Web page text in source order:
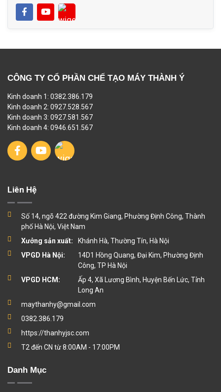
CÔNG TY CỔ PHẦN CHẾ TẠO MÁY THÀNH Ý
Kinh doanh 1: 0382.386.179
Kinh doanh 2: 0927.528.567
Kinh doanh 3: 0927.581.567
Kinh doanh 4: 0946.651.567
Liên Hệ
Số 14, ngõ 422 đường Kim Giang, Phường Định Công, Thành
phố Hà Nội, Việt Nam
Xưởng sản xuất:
Khánh Hà, Thường Tín, Hà Nội
VPGD Hà Nội:
14D1 Hồng Quang, Đại Kim, Phường Định
Công, TP Hà Nội
VPGD HCM:
Ấp 4, Xã Lương Bình, Huyện Bến Lức, Tỉnh
Long An
maythanhy@gmail.com
0382.386.179
https://thanhyjsc.com
T2 đến CN từ 8:00AM - 17:00PM
Danh Mục